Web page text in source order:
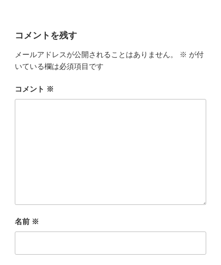
コメントを残す
メールアドレスが公開されることはありません。 ※ が付
いている欄は必須項目です
コメント ※
名前 ※